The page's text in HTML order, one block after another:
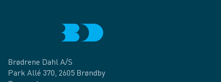
Brødrene Dahl A/S
Park Allé 370, 2605 Brøndby